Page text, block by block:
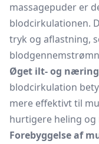
massagepuder er
blodcirkulationen.
tryk og aflastning,
Øget ilt- og
blodcirkulation
mere effektivt til
hurtigere heling og
Forebyggelse af